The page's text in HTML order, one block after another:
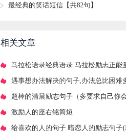
​最经典的笑话短信【共82句】
相关文章
马拉松语录经典语录 马拉松励志正能
子
遇事想办法解决的句子,办法总比困难
句
超棒的清晨励志句子（多要求自己你
加独立）
​激励人的座右铭简短
给喜欢的人的句子 暗恋人的励志句子